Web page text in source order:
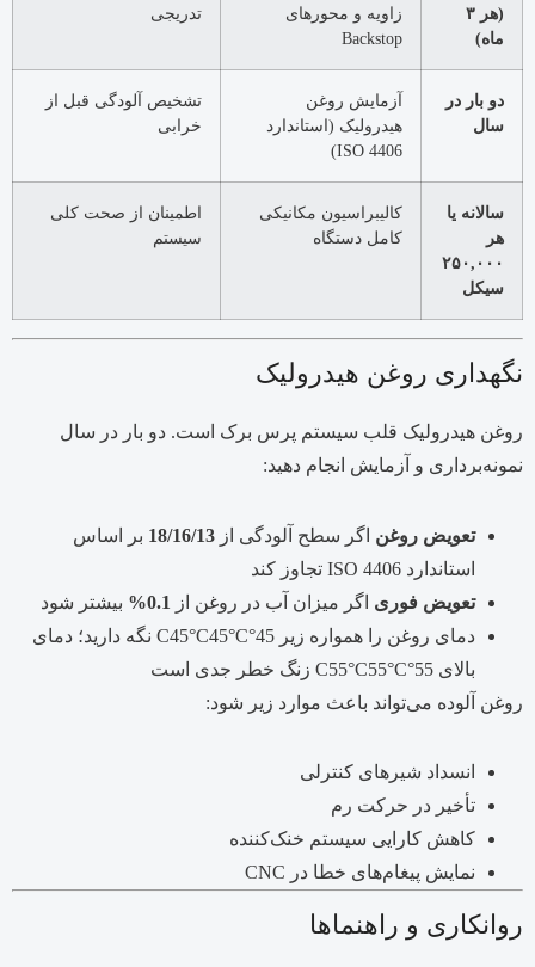
(هر ۳
ماه)
زاویه و محورهای
Backstop
تدریجی
دو بار در
سال
آزمایش روغن
هیدرولیک (استاندارد
ISO 4406)
تشخیص آلودگی قبل از
خرابی
سالانه یا
هر
۲۵۰,۰۰۰
سیکل
کالیبراسیون مکانیکی
کامل دستگاه
اطمینان از صحت کلی
سیستم
نگهداری روغن هیدرولیک
روغن هیدرولیک قلب سیستم پرس برک است. دو بار در سال
نمونه‌برداری و آزمایش انجام دهید:
تعویض روغن اگر سطح آلودگی از 18/16/13 بر اساس
استاندارد ISO 4406 تجاوز کند
تعویض فوری اگر میزان آب در روغن از 0.1%
بیشتر شود
دمای روغن را همواره زیر 45°C45°C
45°C
نگه دارید؛ دمای
بالای 55°C55°C
55°C
زنگ خطر جدی است
روغن آلوده می‌تواند باعث موارد زیر شود:
انسداد شیرهای کنترلی
تأخیر در حرکت رم
کاهش کارایی سیستم خنک‌کننده
نمایش پیغام‌های خطا در CNC
روانکاری و راهنماها